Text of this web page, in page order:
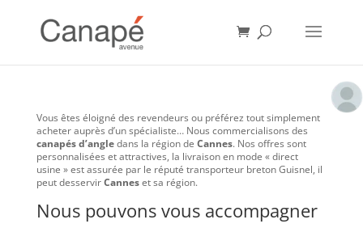
Vous êtes éloigné des revendeurs ou préférez tout simplement
acheter auprès d’un spécialiste… Nous commercialisons des
canapés d’angledans la région de Cannes. Nos offres sont
personnalisées et attractives, la livraison en mode « direct
usine » est assurée par le réputé transporteur breton Guisnel, il
peut desservirCanneset sa région.
Nous pouvons vous accompagner